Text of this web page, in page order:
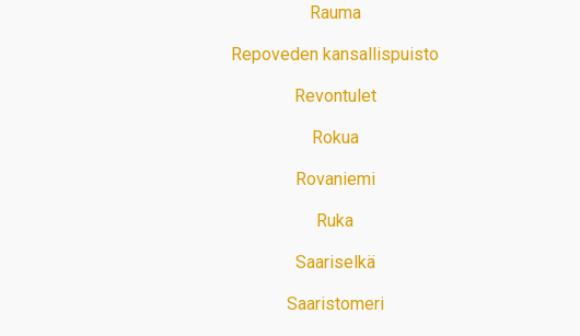
Rauma
Repoveden kansallispuisto
Revontulet
Rokua
Rovaniemi
Ruka
Saariselkä
Saaristomeri